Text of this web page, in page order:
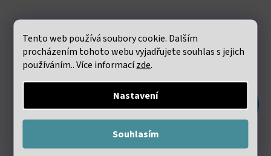
Tento web používá soubory cookie. Dalším
procházením tohoto webu vyjadřujete souhlas s jejich
používáním.. Více informacízde.
Nastavení
Souhlasím
–74 %
Tyrkys africký Heishi korálky cca 2x4mm šňůra cca 36-